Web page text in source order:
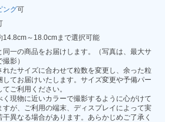
ング可
14.8cm～18.0cmまで選択可能
同一の商品をお届けします。（写真は、最大サ
影）
れたサイズに合わせて粒数を変更し、余った粒
してお届けいたします。サイズ変更や予備パー
てご利用ください。
く現物に近いカラーで撮影するように心がけて
すが、ご利用の端末、ディスプレイによって実
干異なる場合があります。あらかじめご了承く